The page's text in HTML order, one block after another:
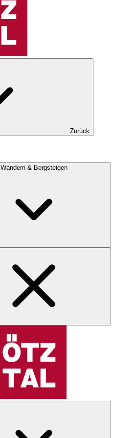
Zurück
Wandern & Bergsteigen